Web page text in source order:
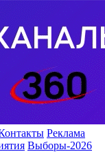
Реклама
Выборы-2026